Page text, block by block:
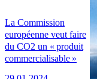
La Commission
européenne veut faire
du CO2 un « produit
commercialisable »